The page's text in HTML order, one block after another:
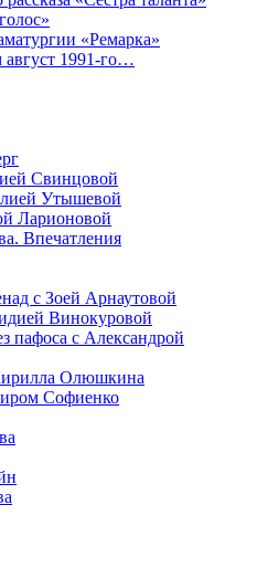
«Ремарка»
1991-го…
Свинцовой
Утышевой
Ларионовой
Впечатления
с Зоей Арнаутовой
Винокуровой
пафоса с Александрой
Олюшкина
Софиенко